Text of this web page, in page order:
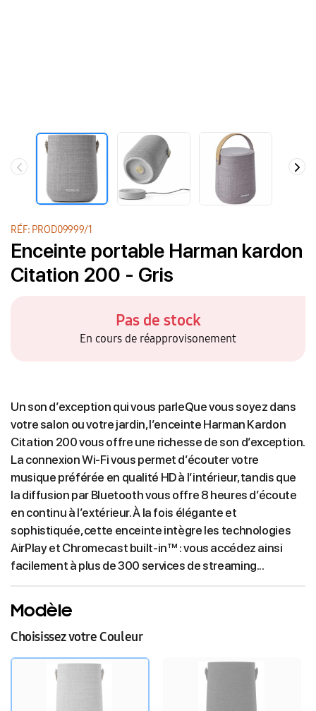
RÉF: PROD09999/1
Enceinte portable Harman kardon
Citation 200 - Gris
Pas de stock
En cours de réapprovisonement
Un son d’exception qui vous parleQue vous soyez dans
votre salon ou votre jardin, l’enceinte Harman Kardon
Citation 200 vous offre une richesse de son d’exception.
La connexion Wi-Fi vous permet d’écouter votre
musique préférée en qualité HD à l’intérieur, tandis que
la diffusion par Bluetooth vous offre 8 heures d’écoute
en continu à l’extérieur. À la fois élégante et
sophistiquée, cette enceinte intègre les technologies
AirPlay et Chromecast built-in™ : vous accédez ainsi
facilement à plus de 300 services de streaming...
Modèle
Choisissez votre Couleur